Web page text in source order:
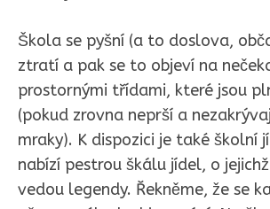
Škola se pyšní (a to doslova,
ztratí a pak se to objeví na
prostornými třídami, které jsou
(pokud zrovna neprší a
mraky). K dispozici je také školní
nabízí pestrou škálu jídel, o
vedou legendy. Řekněme, že se